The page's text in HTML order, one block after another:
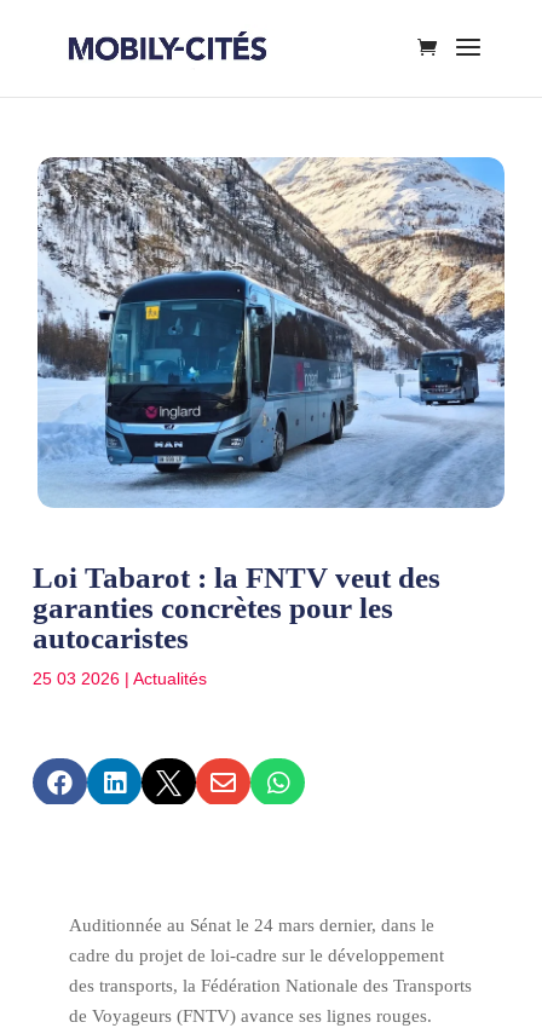
Loi Tabarot : la FNTV veut des
garanties concrètes pour les
autocaristes
25 03 2026| Actualités
    
Auditionnée au Sénat le 24 mars dernier, dans le
cadre du projet de loi-cadre sur le développement
des transports, la Fédération Nationale des Transports
de Voyageurs (FNTV) avance ses lignes rouges.